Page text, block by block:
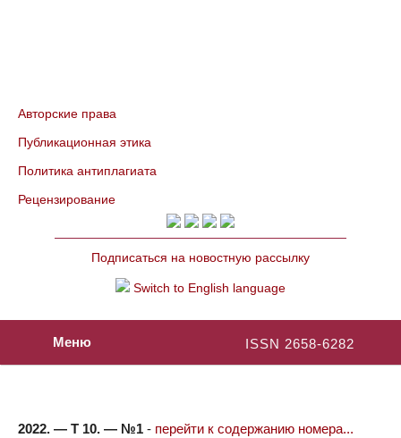
Авторские права
Публикационная этика
Политика антиплагиата
Рецензирование
Подписаться на новостную рассылку
Switch to English language
ISSN 2658-6282
Меню
2022. — Т 10. — №1 - перейти к содержанию номера...